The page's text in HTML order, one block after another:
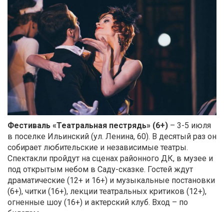
Фестиваль «Театральная пестрядь» (6+) – 3-5 июля
в поселке Ильинский (ул. Ленина, 60). В десятый раз он
собирает любительские и независимые театры.
Спектакли пройдут на сценах районного ДК, в музее и
под открытым небом в Саду-сказке. Гостей ждут
драматические (12+ и 16+) и музыкальные постановки
(6+), читки (16+), лекции театральных критиков (12+),
огненные шоу (16+) и актерский клуб. Вход – по